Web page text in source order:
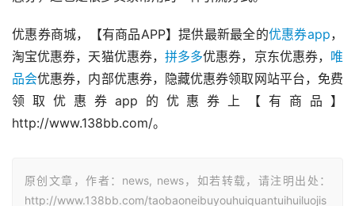
优惠券商城，【有商品APP】提供最新最全的优惠券app，
淘宝优惠券，天猫优惠券， 拼多多优惠券，京东优惠券， 唯
品会优惠券，内部优惠券，隐藏优惠券领取网站平台，免费
领取优惠券app的优惠券上【有商品】
http://www.138bb.com/。
原创文章，作者：news, news，如若转载，请注明出处：
http://www.138bb.com/taobaoneibuyouhuiquantuihuiluojis